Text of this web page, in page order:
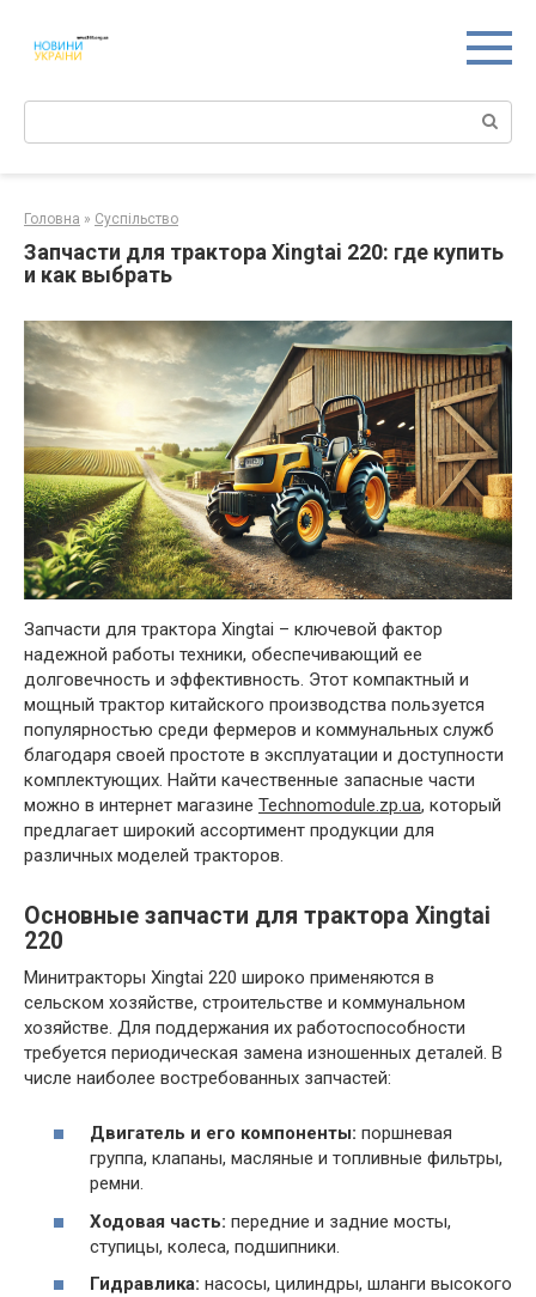
контенту
Поиск:
Головна » Суспільство
Запчасти для трактора Xingtai 220: где купить
и как выбрать
Запчасти для трактора Xingtai – ключевой фактор
надежной работы техники, обеспечивающий ее
долговечность и эффективность. Этот компактный и
мощный трактор китайского производства пользуется
популярностью среди фермеров и коммунальных служб
благодаря своей простоте в эксплуатации и доступности
комплектующих. Найти качественные запасные части
можно в интернет магазине Technomodule.zp.ua, который
предлагает широкий ассортимент продукции для
различных моделей тракторов.
Основные запчасти для трактора Xingtai
220
Минитракторы Xingtai 220 широко применяются в
сельском хозяйстве, строительстве и коммунальном
хозяйстве. Для поддержания их работоспособности
требуется периодическая замена изношенных деталей. В
числе наиболее востребованных запчастей:
Двигатель и его компоненты: поршневая
группа, клапаны, масляные и топливные фильтры,
ремни.
Ходовая часть: передние и задние мосты,
ступицы, колеса, подшипники.
Гидравлика: насосы, цилиндры, шланги высокого